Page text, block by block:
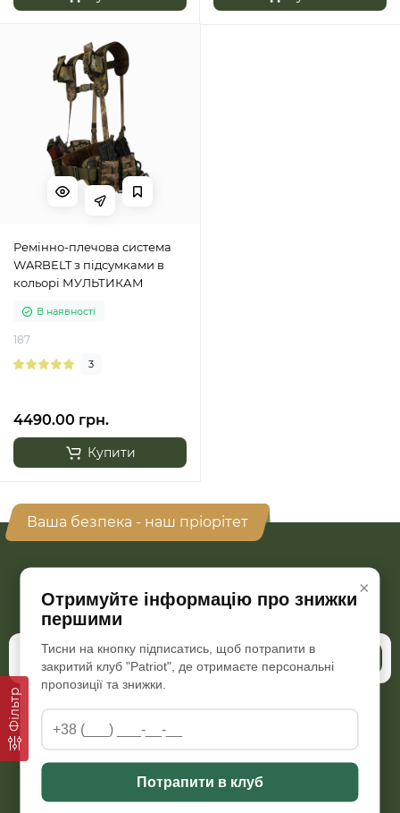
Фільтр
Ремінно-плечова система
WARBELT з підсумками в
кольорі МУЛЬТИКАМ
В наявності
187
3
4490.00 грн.
Купити
×
Отримуйте інформацію про знижки
першими
Тисни на кнопку підписатись, щоб потрапити в
закритий клуб "Patriot", де отримаєте персональні
пропозиції та знижки.
Потрапити в клуб
Ваша безпека - наш пріорітет
Бажаєте бути в курсі всіх наших акцій та знижок?
Підпишіться на розсилку
Підписатись
Пн-Пт з 09:00 до 18:00
Сб з 10:00 до 15:30, Нд-вихідний
+38 (066) 298 76 92
patriot.armor.com.ua@gmail.com